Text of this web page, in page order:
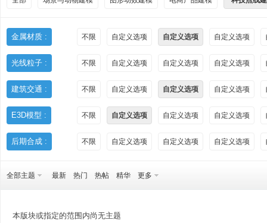
金属材质 : 不限 自定义选项 自定义选项 自定义选项
光线粒子 : 不限 自定义选项 自定义选项 自定义选项
建筑交通 : 不限 自定义选项 自定义选项 自定义选项
E3D模型 : 不限 自定义选项 自定义选项 自定义选项
后期合成 : 不限 自定义选项 自定义选项 自定义选项
全部主题 最新 热门 热帖 精华 更多
本版块或指定的范围内尚无主题